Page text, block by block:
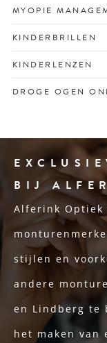
van
MYOPIE
lenzen of glazen.
KINDERBRILLEN
passend bij elk
KINDERLENZEN
DROGE OGEN
BIJ
Alferink Optiek
stijlen en
andere
en Lindberg te
het maken van